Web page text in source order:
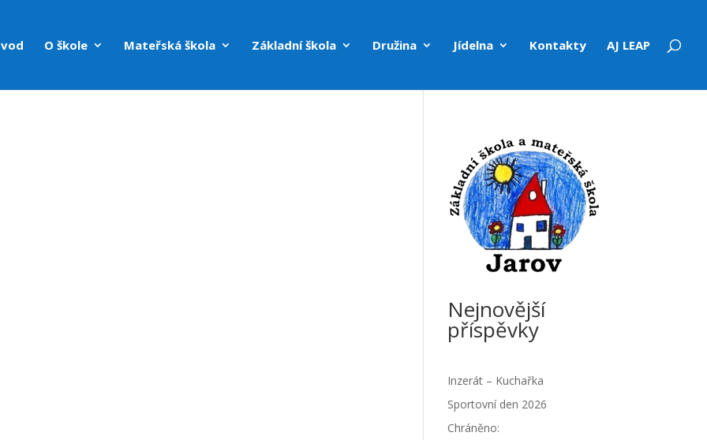
O škole Mateřská škola Základní škola Družina Jídelna Kontakty AJ LEAP
Nejnovější
příspěvky
Inzerát – Kuchařka
Sportovní den 2026
Chráněno: